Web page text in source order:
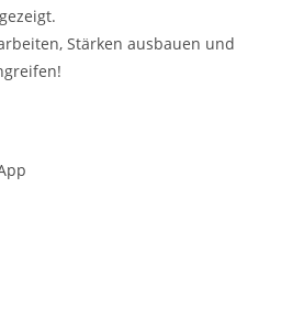
Stärken ausbauen und